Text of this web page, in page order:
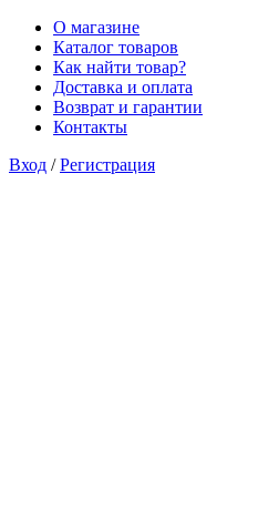
О магазине
Каталог товаров
Как найти товар?
Доставка и оплата
Возврат и гарантии
Контакты
Вход / Регистрация